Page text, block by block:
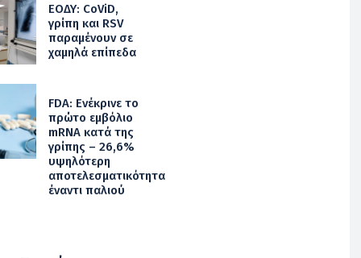
ΕΟΔΥ: CoViD,
γρίπη και RSV
παραμένουν σε
χαμηλά επίπεδα
FDA: Ενέκρινε το
πρώτο εμβόλιο
mRNA κατά της
γρίπης – 26,6%
υψηλότερη
αποτελεσματικότητα
έναντι παλιού